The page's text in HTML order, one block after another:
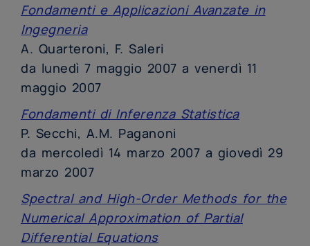
Fondamenti e Applicazioni Avanzate in
Ingegneria
A. Quarteroni, F. Saleri
da lunedì 7 maggio 2007 a venerdì 11
maggio 2007
Fondamenti di Inferenza Statistica
P. Secchi, A.M. Paganoni
da mercoledì 14 marzo 2007 a giovedì 29
marzo 2007
Spectral and High-Order Methods for the
Numerical Approximation of Partial
Differential Equations